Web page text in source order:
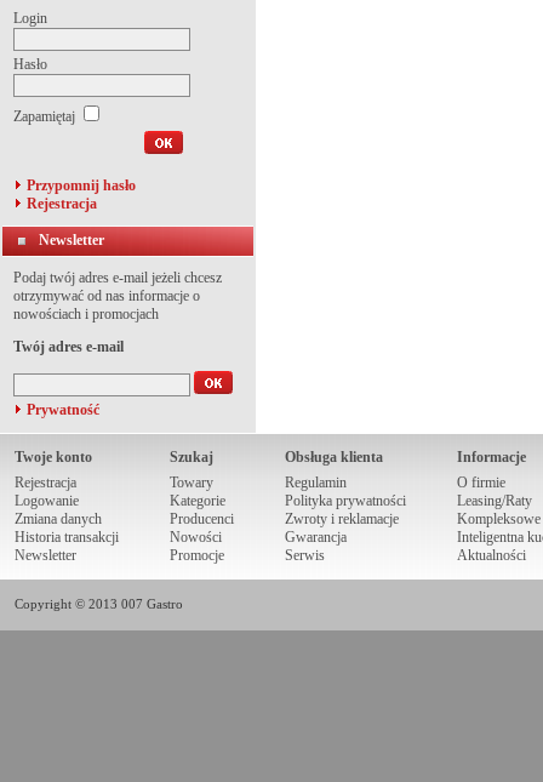
Login
Hasło
Zapamiętaj
Przypomnij hasło
Rejestracja
Newsletter
Podaj twój adres e-mail jeżeli chcesz
otrzymywać od nas informacje o
nowościach i promocjach
Twój adres e-mail
Prywatność
Twoje konto
Rejestracja
Logowanie
Zmiana danych
Historia transakcji
Newsletter
Szukaj
Towary
Kategorie
Producenci
Nowości
Promocje
Obsługa klienta
Regulamin
Polityka prywatności
Zwroty i reklamacje
Gwarancja
Serwis
Informacje
O firmie
Leasing/Raty
Kompleksowe
Inteligentna
Aktualności
Copyright © 2013 007 Gastro